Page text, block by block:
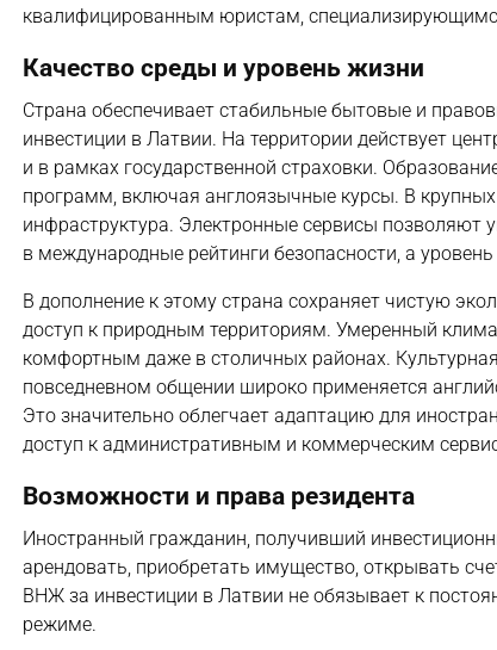
квалифицированным юристам,
Качество среды и уровень жизни
Страна обеспечивает стабильные бытовые и
инвестиции в Латвии. На территории действует
и в рамках государственной страховки.
программ, включая англоязычные курсы. В
инфраструктура. Электронные сервисы позволяют
в международные рейтинги безопасности, а
В дополнение к этому страна сохраняет чистую
доступ к природным территориям. Умеренный
комфортным даже в столичных районах.
повседневном общении широко применяется
Это значительно облегчает адаптацию для
доступ к административным и коммерческим
Возможности и права резидента
Иностранный гражданин, получивший
арендовать, приобретать имущество, открывать
ВНЖ за инвестиции в Латвии не обязывает к
режиме.